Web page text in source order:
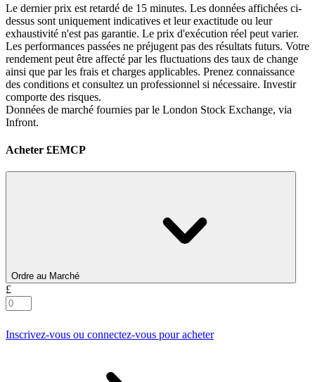
Le dernier prix est retardé de 15 minutes. Les données affichées ci-
dessus sont uniquement indicatives et leur exactitude ou leur
exhaustivité n'est pas garantie. Le prix d'exécution réel peut varier.
Les performances passées ne préjugent pas des résultats futurs. Votre
rendement peut être affecté par les fluctuations des taux de change
ainsi que par les frais et charges applicables. Prenez connaissance
des conditions et consultez un professionnel si nécessaire. Investir
comporte des risques.
Données de marché fournies par le London Stock Exchange, via
Infront.
Acheter £EMCP
Ordre au Marché
£
Inscrivez-vous ou connectez-vous pour acheter